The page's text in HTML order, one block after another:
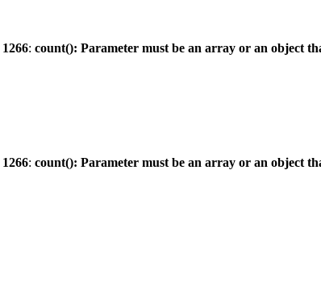
1266: count(): Parameter must be an array or an object
1266: count(): Parameter must be an array or an object